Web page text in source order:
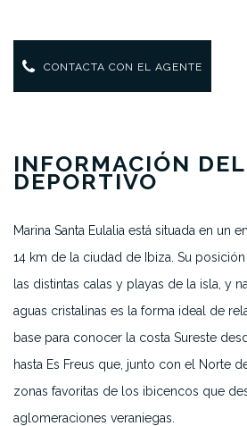
CONTACTA CON EL AGENTE
INFORMACIÓN
DEPORTIVO
Marina Santa Eulalia está situada en un
14 km de la ciudad de Ibiza. Su
las distintas calas y playas de la isla, y
aguas cristalinas es la forma ideal de
base para conocer la costa Sureste
hasta Es Freus que, junto con el Norte
zonas favoritas de los ibicencos que
aglomeraciones veraniegas.